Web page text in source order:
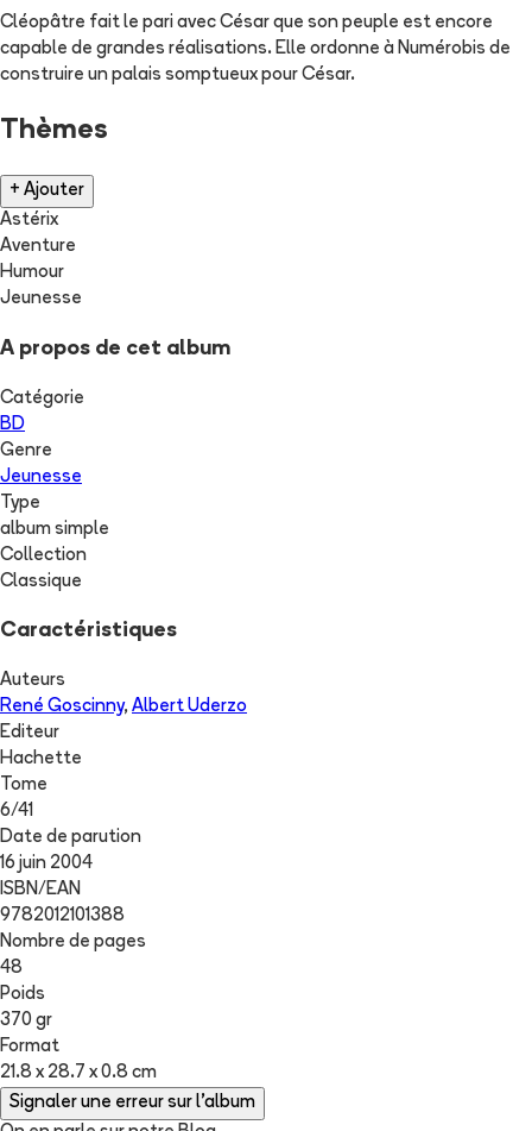
Cléopâtre fait le pari avec César que son peuple est encore
capable de grandes réalisations. Elle ordonne à Numérobis de
construire un palais somptueux pour César.
Thèmes
+ Ajouter
Astérix
Aventure
Humour
Jeunesse
A propos de cet album
Catégorie
BD
Genre
Jeunesse
Type
album simple
Collection
Classique
Caractéristiques
Auteurs
René Goscinny, Albert Uderzo
Editeur
Hachette
Tome
6/41
Date de parution
16 juin 2004
ISBN/EAN
9782012101388
Nombre de pages
48
Poids
370 gr
Format
21.8 x 28.7 x 0.8 cm
Signaler une erreur sur l'album